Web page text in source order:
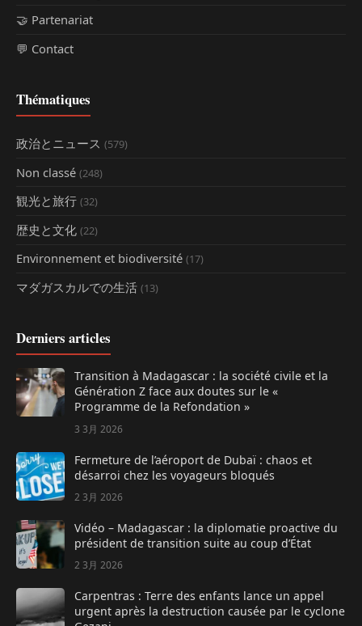
🤝 Partenariat
💬 Contact
Thématiques
政治とニュース (579)
Non classé (248)
観光と旅行 (32)
歴史と文化 (22)
Environnement et biodiversité (17)
マダガスカルでの生活 (13)
Derniers articles
Transition à Madagascar : la société civile et la
Génération Z face aux doutes sur le «
Programme de la Refondation »
3 3月 2026
Fermeture de l’aéroport de Dubaï : chaos et
désarroi chez les voyageurs bloqués
2 3月 2026
Vidéo – Madagascar : la diplomatie proactive du
président de transition suite au coup d’État
2 3月 2026
Carpentras : Terre des enfants lance un appel
urgent après la destruction causée par le cyclone